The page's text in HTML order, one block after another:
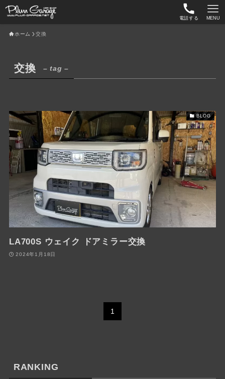
電話する MENU
ホーム 交換
交換 – tag –
BLOG
LA700S ウェイク ドアミラー交換
2024年1月18日
1
RANKING